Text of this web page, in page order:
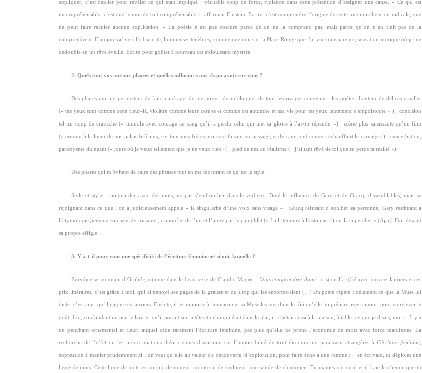
expliquer, c’est déplier pour révéler ce qui était impliqué : véritable coup de force, violence dans cette prétention d’assigner une cause. « Ce qui est
incompréhensible, c’est que le monde soit compréhensible », affirmait Einstein. Ecrire, c’est comprendre l’origine de cette incompréhension radicale, que
ne peut faire reculer aucune explication. « La poésie n’est pas obscure parce qu’on ne la comprend pas, mais parce qu’on n’en finit pas de la
comprendre ». Elan jouissif vers l’obscurité, lumineuses ténèbres, comme une nuit sur la Place Rouge que j’ai vue transparente, sensation onirique où je me
dédouble en un rêve éveillé. Ecrire pour goûter à nouveau cet éblouissant mystère.
2. Quels sont vos auteurs phares et quelles influences ont-ils pu avoir sur vous ?
Des phares qui me permettent de faire naufrage, de me noyer, de m’éloigner de tous les rivages convenus : les poètes. Lenteur de délices cruelles
(« tes yeux sont comme cette fleur-là, violâtre comme leurs cernes et comme cet automne et ma vie pour tes yeux lentement s’empoisonne » ) ; concision
tel un coup de cravache (« immole avec courage au sang qu’il a perdu celui qui met sa gloire à l’avoir répandu ») ; scène plus saisissante qu’un film
(« entrant à la lueur de nos palais brûlants, sur tous mes frères morts se faisant un passage, et de sang tout couvert échauffant le carnage ») ; exacerbation,
paroxysme du néant (« jours où je veux tellement que je ne veux rien ») ; pied de nez au réalisme (« j’ai tant rêvé de toi que tu perds ta réalité »).
Des phares qui m’évitent de faire des phrases tout en me montrant ce qu’est le style.
Style et stylet : poignarder avec des mots, ne pas s’embourber dans le verbeux. Double influence de Gary et de Gracq, dissemblables, mais se
rejoignant dans ce que l’on a judicieusement appelé « la singularité d’une voix sans visage » : Gracq refusant d’exhiber sa personne, Gary restituant à
l’étymologiepersona son sens de masque ; camouflet de l’un et l’autre par le pamphlet (« La littérature à l’estomac ») ou la supercherie (Ajar). Fuir devant
sa propre effigie…
3. Y a-t-il pour vous une spécificité de l’écriture féminine et si oui, laquelle ?
Eurydice se moquant d’Orphée, comme dans le beau texte de Claudio Magris, Vous comprendrez donc : « si on l’a gâté avec tous ces lauriers et ces
prix littéraires, c’est grâce à moi, qui ai nettoyé ses pages de la graisse et du sirop qui les encombraient (…) Un poète répète fidèlement ce que la Muse lui
dicte, c’est ainsi qu’il gagne ses lauriers. Ensuite, il les rapporte à la maison et sa Muse les met dans le rôti qu’elle lui prépare avec amour, pour en relever le
goût. Lui, confondant un peu le laurier qu’il portait sur la tête et celui qui était dans le plat, il répétait aussi à la maison, à table, ce que je disais, moi ». Il y a
un penchant ornemental et fleuri auquel cède rarement l’écriture féminine, pas plus qu’elle ne prône l’économie de mots avec force manifestes. La
recherche de l’effet ou les préoccupations théoriciennes discourant sur l’impossibilité de tout discours me paraissent étrangères à l’écriture féminine
expression à manier prudemment si l’on veut qu’elle ait valeur de découverte, d’exploration, pour faire écho à une femme : « en écrivant, tu déploies une
ligne de mots. Cette ligne de mots est un pic de mineur, un ciseau de sculpteur, une sonde de chirurgien. Tu manies ton outil et il fraie le chemin que tu